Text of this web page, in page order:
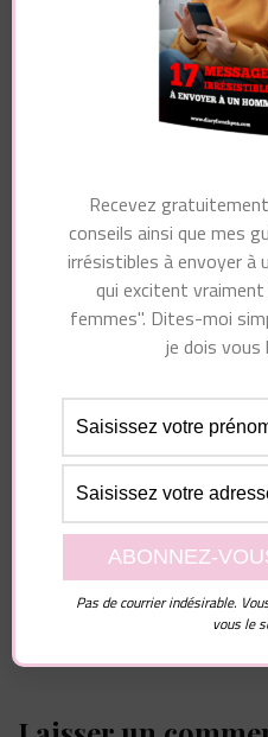
Essayez. Vous pouvez
Navigation
d'article
Article précédent
Au lit, un homme se
souviendra toute sa
vie d’une femme qui…
Vous pourriez
Recevez
conseils ainsi que mes
irrésistibles à envoyer à
qui excitent
femmes". Dites-moi
je dois vous
Pas de courrier indésirable.
vous le